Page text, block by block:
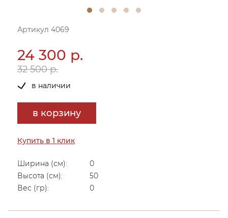
Артикул 4069
24 300 р.
32 500 р.
в наличии
в корзину
Купить в 1 клик
Ширина (см):
0
Высота (см):
50
Вес (гр):
0